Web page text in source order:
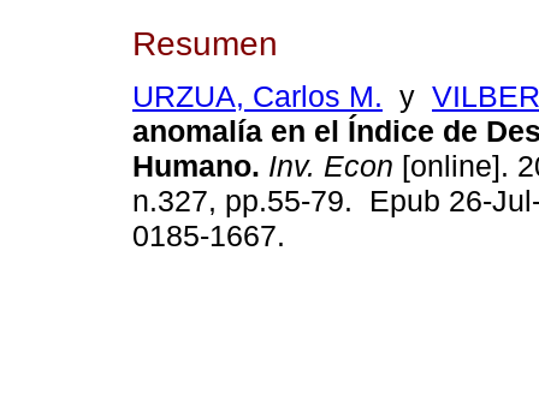
Resumen
URZUA, Carlos M. y
anomalía en el Índice de
Humano. Inv. Econ [online].
n.327, pp.55-79. Epub 26-
0185-1667.